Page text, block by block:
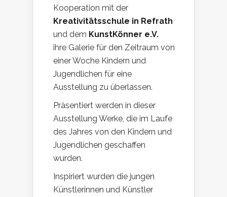
Kooperation mit der
Kreativitätsschule in Refrath
und dem KunstKönner e.V.
ihre Galerie für den Zeitraum von
einer Woche Kindern und
Jugendlichen für eine
Ausstellung zu überlassen.
Präsentiert werden in dieser
Ausstellung Werke, die im Laufe
des Jahres von den Kindern und
Jugendlichen geschaffen
wurden.
Inspiriert wurden die jungen
Künstlerinnen und Künstler